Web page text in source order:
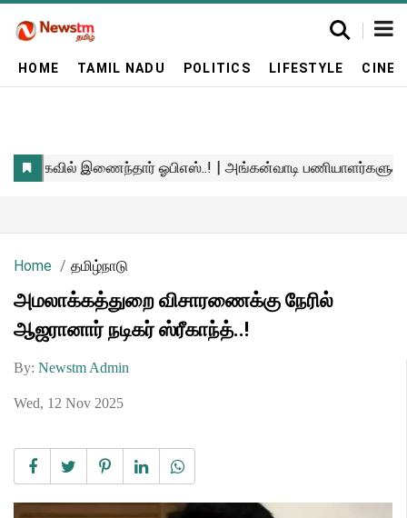
HOME TAMIL NADU POLITICS LIFESTYLE
Home தமிழ்நாடு
அமலாக்கத்துறை விசாரணைக்கு நேரில்
ஆஜரானார் நடிகர் ஸ்ரீகாந்த்..!
By: Newstm Admin
Wed, 12 Nov 2025